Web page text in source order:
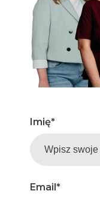
Imię*
Email*